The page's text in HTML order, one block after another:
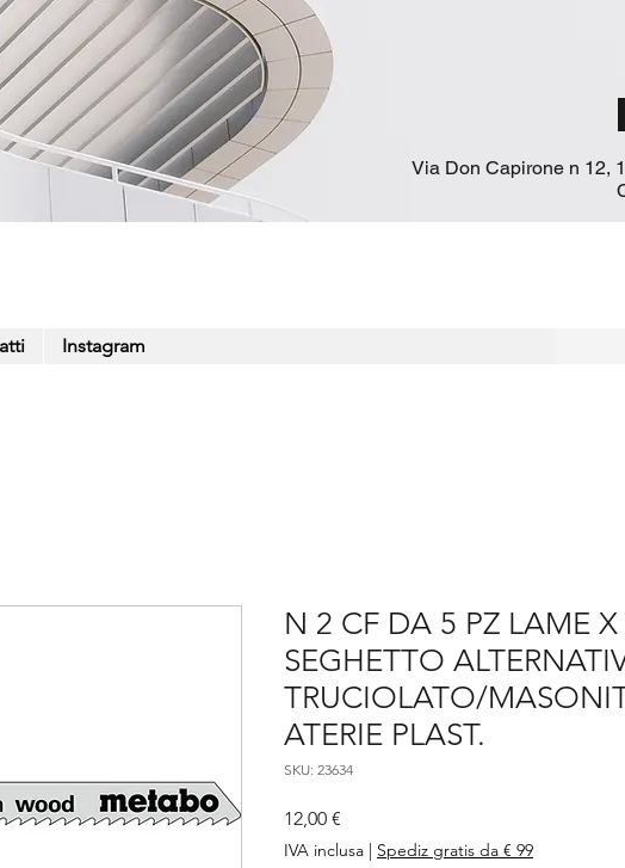
Via Don Capirone n 12,
Instagram
N 2 CF DA 5 PZ LAME X
SEGHETTO
TRUCIOLATO/
ATERIE PLAST.
SKU: 23634
12,00 €
IVA inclusa | Spediz gratis da € 99